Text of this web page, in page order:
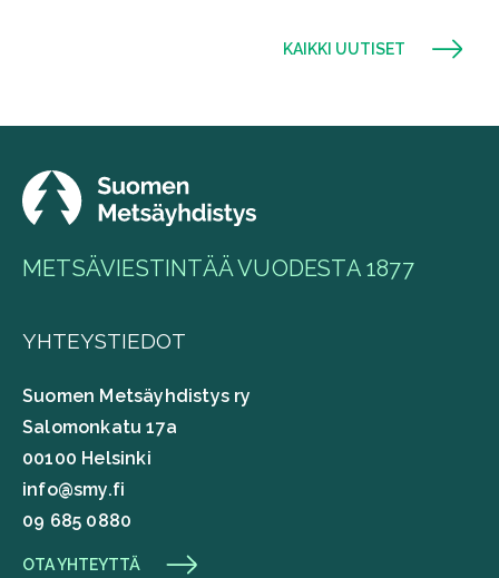
KAIKKI UUTISET
METSÄVIESTINTÄÄ VUODESTA 1877
YHTEYSTIEDOT
Suomen Metsäyhdistys ry
Salomonkatu 17a
00100 Helsinki
info@smy.fi
09 685 0880
OTA YHTEYTTÄ